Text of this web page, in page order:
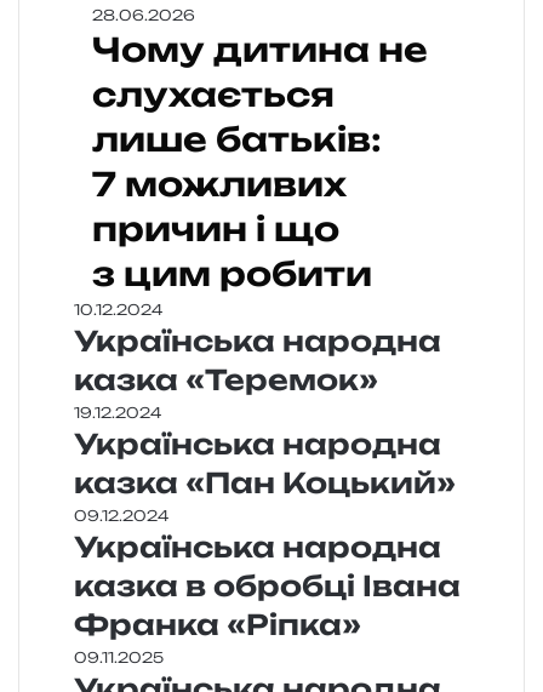
28.06.2026
Чому дитина не
слухається
лише батьків:
7 можливих
причин і що
з цим робити
10.12.2024
Українська народна
казка «Теремок»
19.12.2024
Українська народна
казка «Пан Коцький»
09.12.2024
Українська народна
казка в обробці Івана
Франка «Ріпка»
09.11.2025